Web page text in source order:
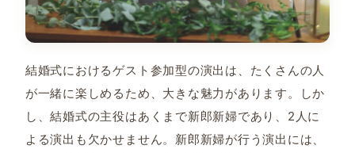
結婚式におけるゲスト参加型の演出は、たくさんの人
が一緒に楽しめるため、大きな魅力があります。しか
し、結婚式の主役はあくまで新郎新婦であり、2人に
よる演出も欠かせません。新郎新婦が行う演出には、